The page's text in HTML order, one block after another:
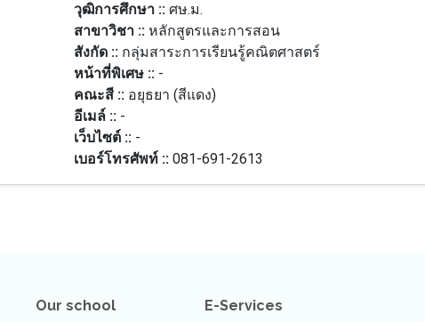
วุฒิการศึกษา :: ศษ.ม.
สาขาวิชา :: หลักสูตรและการสอน
สังกัด :: กลุ่มสาระการเรียนรู้คณิตศาสตร์
หน้าที่พิเศษ :: -
คณะสี :: อยุธยา (สีแดง)
อีเมล์ :: -
เว็บไซต์ :: -
เบอร์โทรศัพท์ :: 081-691-2613
Our school E-Services